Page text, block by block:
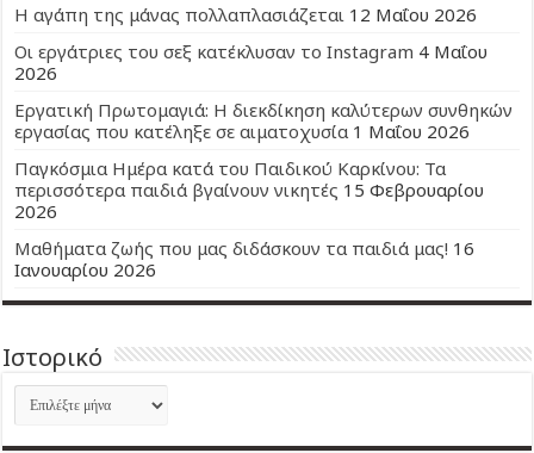
Η αγάπη της μάνας πολλαπλασιάζεται 12 Μαΐου 2026
Οι εργάτριες του σεξ κατέκλυσαν το Instagram 4 Μαΐου
2026
Εργατική Πρωτομαγιά: Η διεκδίκηση καλύτερων συνθηκών
εργασίας που κατέληξε σε αιματοχυσία 1 Μαΐου 2026
Παγκόσμια Ημέρα κατά του Παιδικού Καρκίνου: Τα
περισσότερα παιδιά βγαίνουν νικητές 15 Φεβρουαρίου
2026
Μαθήματα ζωής που μας διδάσκουν τα παιδιά μας! 16
Ιανουαρίου 2026
Ιστορικό
Ιστορικό